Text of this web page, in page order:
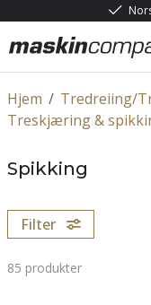
/
Hjem
Tredreiing/
Treskjæring &
Spikking
Filter
85 produkter